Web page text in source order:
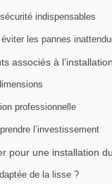
indispensables
les pannes
associés à
professionnelle
l’investissement
pour une installation
de la lisse ?